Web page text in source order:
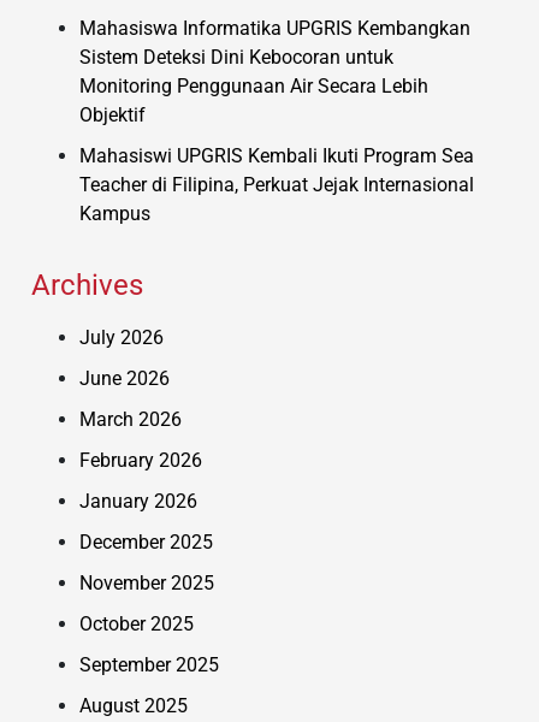
Mahasiswa Informatika UPGRIS Kembangkan
Sistem Deteksi Dini Kebocoran untuk
Monitoring Penggunaan Air Secara Lebih
Objektif
Mahasiswi UPGRIS Kembali Ikuti Program Sea
Teacher di Filipina, Perkuat Jejak Internasional
Kampus
Archives
July 2026
June 2026
March 2026
February 2026
January 2026
December 2025
November 2025
October 2025
September 2025
August 2025